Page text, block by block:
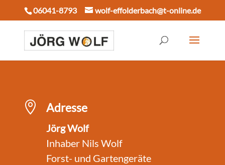
06041-8793 wolf-effolderbach@t-online.de
 Adresse
Jörg Wolf
Inhaber Nils Wolf
Forst- und Gartengeräte